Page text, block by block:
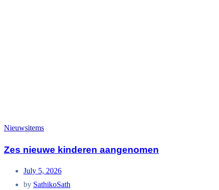
Nieuwsitems
Zes nieuwe kinderen aangenomen
July 5, 2026
by SathikoSath